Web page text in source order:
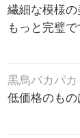
繊細な模様
もっと完璧で
黒烏パカパカ
低価格のもの